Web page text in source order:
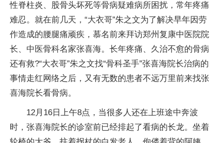
性脊柱炎、股骨头坏死等骨病疑难病所困扰，常年疼痛
难忍。就在前几天，“大衣哥”朱之文为了解决早年因劳
作造成的腰腿痛顽疾，慕名前来拜访郑州复康中医院院
长、中医骨科名家张喜海。长年疼痛、久治不愈的骨病
还有救?“大衣哥”朱之文找“骨科圣手”张喜海院长治病的
事情走红网络之后，又有无数的患者不远万里前来找张
喜海院长看骨病。
12月16日上午8点，当很多人还在上班途中奔波
时，张喜海院长的诊室前已经排起了看病的长龙。坐着